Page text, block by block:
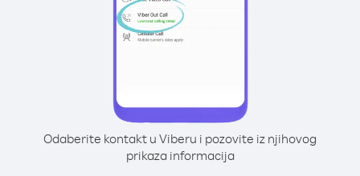
Odaberite kontakt u Viberu i pozovite iz njihovog
prikaza informacija